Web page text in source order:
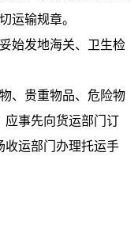
运输规章。
始发地海关、卫生检
、贵重物品、危险物
应事先向货运部门订
收运部门办理托运手